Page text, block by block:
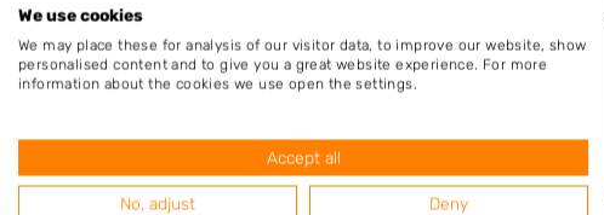
Bent u op zoek naar iets anders dan een
Plaatsen in de buurt
Goedereede
We use cookies
We may place these for analysis of our visitor data, to improve our website, show
personalised content and to give you a great website experience. For more
information about the cookies we use open the settings.
Accept all
No, adjust Deny